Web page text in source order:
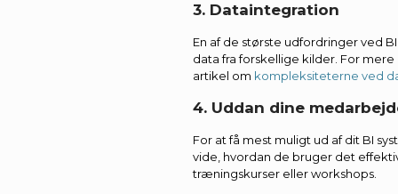
3. Dataintegration
En af de største udfordringer ved
data fra forskellige kilder. For
artikel om kompleksiteterne ved
4. Uddan dine
For at få mest muligt ud af dit BI
vide, hvordan de bruger det
træningskurser eller workshops.